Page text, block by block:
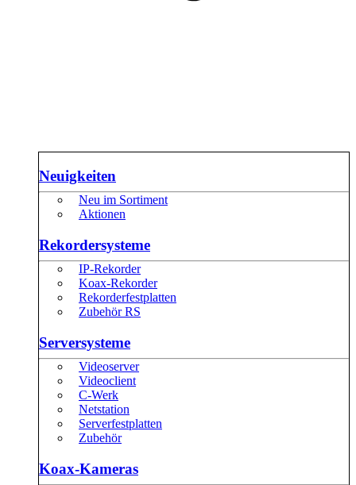
Neuigkeiten
Neu im Sortiment
Aktionen
Rekordersysteme
IP-Rekorder
Koax-Rekorder
Rekorderfestplatten
Zubehör RS
Serversysteme
Videoserver
Videoclient
C-Werk
Netstation
Serverfestplatten
Zubehör
Koax-Kameras